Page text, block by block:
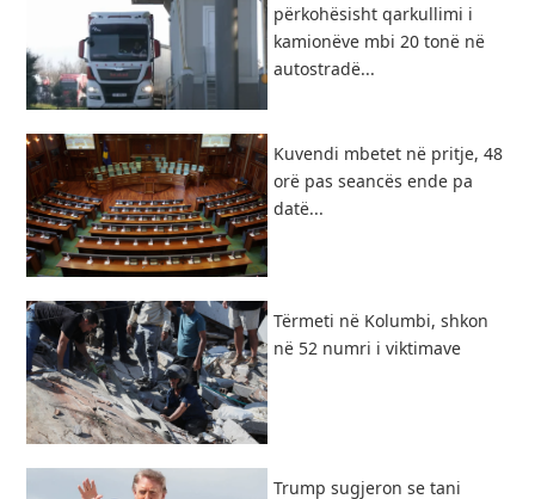
përkohësisht qarkullimi i
kamionëve mbi 20 tonë në
autostradë...
Kuvendi mbetet në pritje, 48
orë pas seancës ende pa
datë...
Tërmeti në Kolumbi, shkon
në 52 numri i viktimave
Trump sugjeron se tani